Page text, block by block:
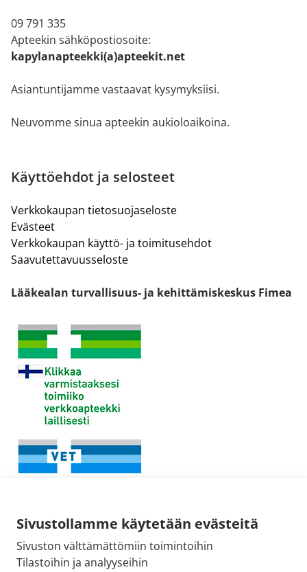
Sivustollamme käytetään evästeitä
Sivuston välttämättömiin toimintoihin
Tilastoihin ja analyyseihin
09 791 335
Apteekin sähköpostiosoite:
kapylanapteekki(a)apteekit.net
Asiantuntijamme vastaavat kysymyksiisi.
Neuvomme sinua apteekin aukioloaikoina.
Käyttöehdot ja selosteet
Verkkokaupan tietosuojaseloste
Evästeet
Verkkokaupan käyttö- ja toimitusehdot
Saavutettavuusseloste
Lääkealan turvallisuus- ja kehittämiskeskus Fimea